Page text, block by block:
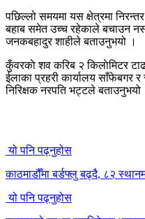
पछिल्लो समयमा यस क्षेत्रमा
बहाब समेत उच्च रहेकाले बचाउन
जनकबहादुर शाहीले बताउनुभयो ।
कुँवरकाे शव करिब २ किलाेमिटर
ईलाका प्रहरी कार्यालय साँफेबगर
निरिक्षक नरपति भट्टले बताउनुभयो
यो पनि पढ्नुहोस
काठमाडौँमा बर्डफ्लु बढ्दै, ८२
यो पनि पढ्नुहोस